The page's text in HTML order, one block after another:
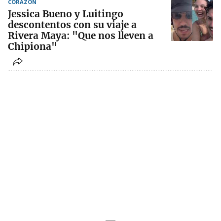
CORAZÓN
Jessica Bueno y Luitingo
descontentos con su viaje a
Rivera Maya: "Que nos lleven a
Chipiona"